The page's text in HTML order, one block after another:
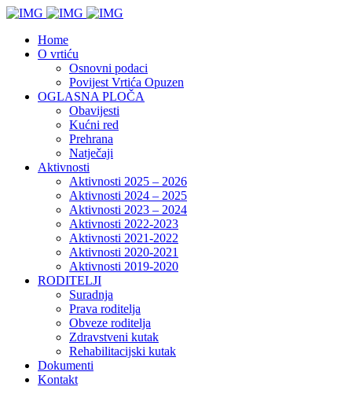
Home
O vrtiću
Osnovni podaci
Povijest Vrtića Opuzen
OGLASNA PLOČA
Obavijesti
Kućni red
Prehrana
Natječaji
Aktivnosti
Aktivnosti 2025 – 2026
Aktivnosti 2024 – 2025
Aktivnosti 2023 – 2024
Aktivnosti 2022-2023
Aktivnosti 2021-2022
Aktivnosti 2020-2021
Aktivnosti 2019-2020
RODITELJI
Suradnja
Prava roditelja
Obveze roditelja
Zdravstveni kutak
Rehabilitacijski kutak
Dokumenti
Kontakt